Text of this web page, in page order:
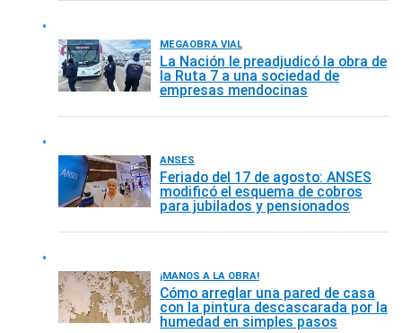
MEGAOBRA VIAL
La Nación le preadjudicó la obra de
la Ruta 7 a una sociedad de
empresas mendocinas
ANSES
Feriado del 17 de agosto: ANSES
modificó el esquema de cobros
para jubilados y pensionados
¡MANOS A LA OBRA!
Cómo arreglar una pared de casa
con la pintura descascarada por la
humedad en simples pasos